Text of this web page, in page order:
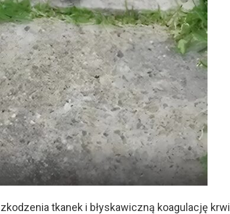
tkanek i błyskawiczną koagulację krwi